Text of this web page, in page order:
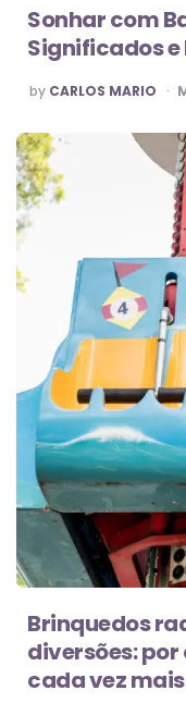
Sonhar com
Significados e
POSTED
BY
by CARLOS MARIO
Brinquedos
diversões:
cada vez